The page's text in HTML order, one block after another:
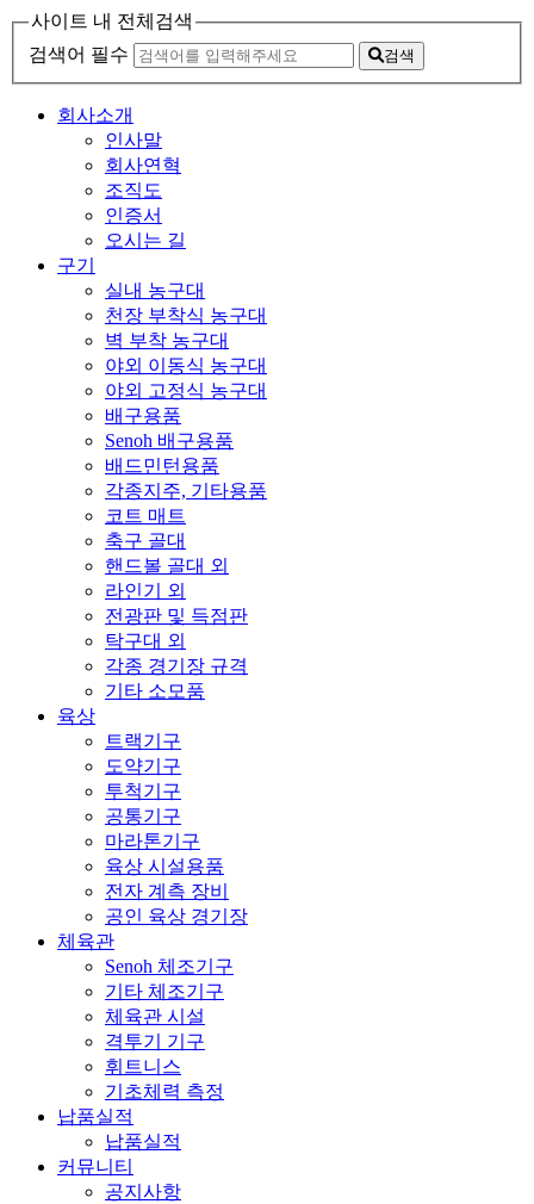
사이트 내 전체검색
검색어 필수
검색
회사소개
인사말
회사연혁
조직도
인증서
오시는 길
구기
실내 농구대
천장 부착식 농구대
벽 부착 농구대
야외 이동식 농구대
야외 고정식 농구대
배구용품
Senoh 배구용품
배드민턴용품
각종지주, 기타용품
코트 매트
축구 골대
핸드볼 골대 외
라인기 외
전광판 및 득점판
탁구대 외
각종 경기장 규격
기타 소모품
육상
트랙기구
도약기구
투척기구
공통기구
마라톤기구
육상 시설용품
전자 계측 장비
공인 육상 경기장
체육관
Senoh 체조기구
기타 체조기구
체육관 시설
격투기 기구
휘트니스
기초체력 측정
납품실적
납품실적
커뮤니티
공지사항